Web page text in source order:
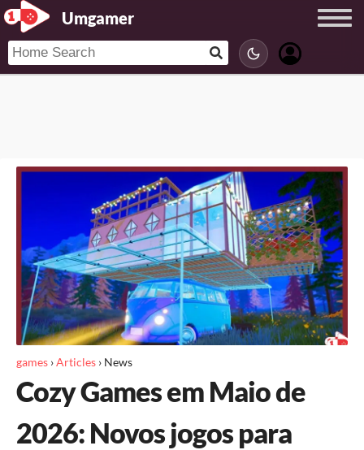
Umgamer
games ›Articles › News
Cozy Games em Maio de
2026: Novos jogos para